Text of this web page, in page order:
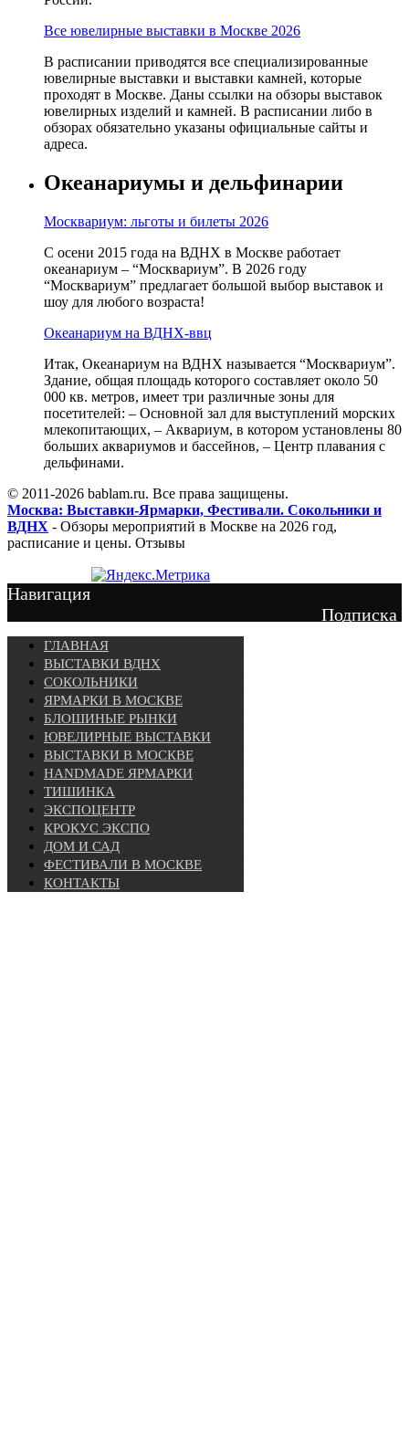
Все ювелирные выставки в Москве 2026
В расписании приводятся все специализированные
ювелирные выставки и выставки камней, которые
проходят в Москве. Даны ссылки на обзоры выставок
ювелирных изделий и камней. В расписании либо в
обзорах обязательно указаны официальные сайты и
адреса.
Океанариумы и дельфинарии
Москвариум: льготы и билеты 2026
С осени 2015 года на ВДНХ в Москве работает
океанариум – “Москвариум”. В 2026 году
“Москвариум” предлагает большой выбор выставок и
шоу для любого возраста!
Океанариум на ВДНХ-ввц
Итак, Океанариум на ВДНХ называется “Москвариум”.
Здание, общая площадь которого составляет около 50
000 кв. метров, имеет три различные зоны для
посетителей: – Основной зал для выступлений морских
млекопитающих, – Аквариум, в котором установлены 80
больших аквариумов и бассейнов, – Центр плавания с
дельфинами.
© 2011-2026 bablam.ru. Все права защищены.
Москва: Выставки-Ярмарки, Фестивали. Сокольники и
ВДНХ - Обзоры мероприятий в Москве на 2026 год,
расписание и цены. Отзывы
Навигация
Подписка
ГЛАВНАЯ
ВЫСТАВКИ ВДНХ
СОКОЛЬНИКИ
ЯРМАРКИ В МОСКВЕ
БЛОШИНЫЕ РЫНКИ
ЮВЕЛИРНЫЕ ВЫСТАВКИ
ВЫСТАВКИ В МОСКВЕ
HANDMADE ЯРМАРКИ
ТИШИНКА
ЭКСПОЦЕНТР
КРОКУС ЭКСПО
ДОМ И САД
ФЕСТИВАЛИ В МОСКВЕ
КОНТАКТЫ